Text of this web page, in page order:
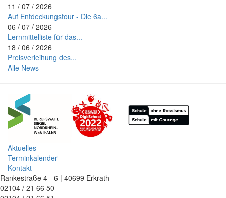
11 / 07 / 2026
Auf Entdeckungstour - Die 6a...
06 / 07 / 2026
Lernmittelliste für das...
18 / 06 / 2026
Preisverleihung des...
Alle News
Aktuelles
Terminkalender
Kontakt
Rankestraße 4 - 6 | 40699 Erkrath
02104 / 21 66 50